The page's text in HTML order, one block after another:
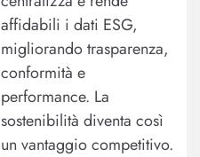
affidabili i dati ESG,
migliorando trasparenza,
conformità e
performance. La
sostenibilità diventa così
un vantaggio competitivo.